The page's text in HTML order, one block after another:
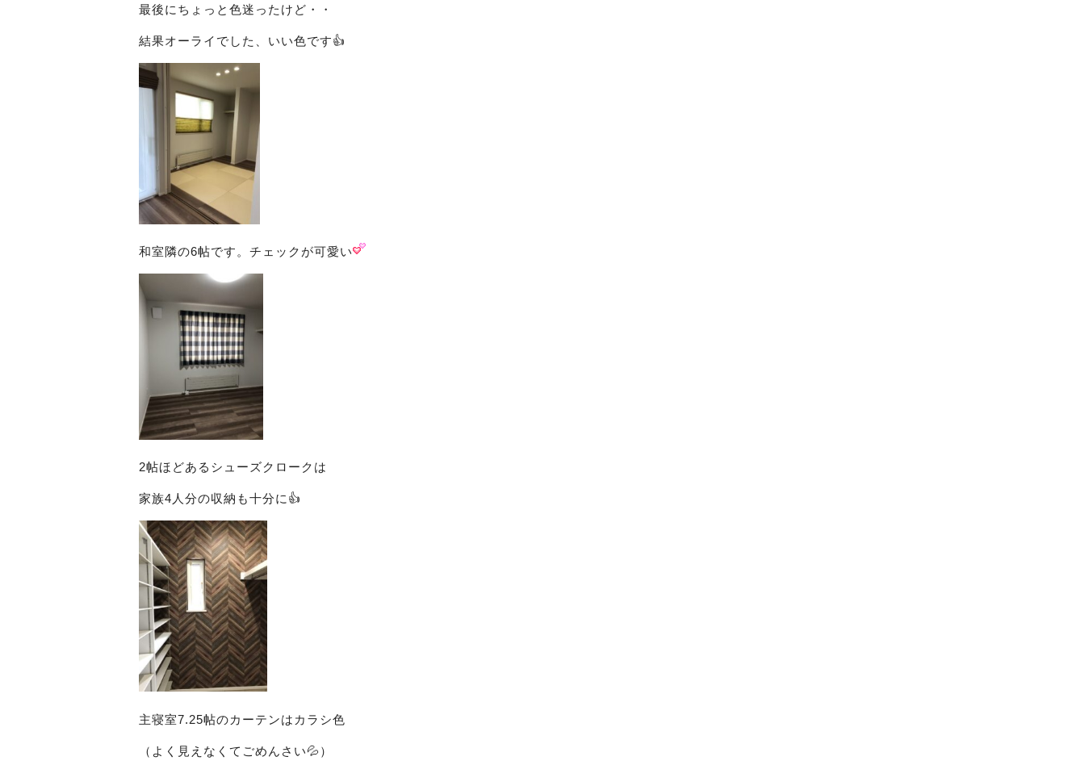
最後にちょっと色迷ったけど・・
結果オーライでした、いい色です👍
和室隣の6帖です。チェックが可愛い
2帖ほどあるシューズクロークは
家族4人分の収納も十分に👍
主寝室7.25帖のカーテンはカラシ色
（よく見えなくてごめんさい💦）